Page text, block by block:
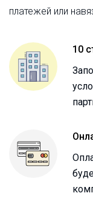
платежей или
10